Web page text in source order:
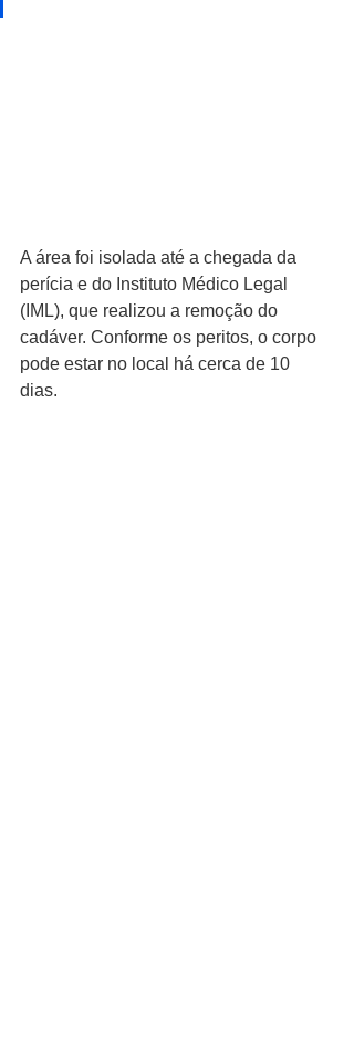
A área foi isolada até a chegada da
perícia e do Instituto Médico Legal
(IML), que realizou a remoção do
cadáver. Conforme os peritos, o corpo
pode estar no local há cerca de 10
dias.